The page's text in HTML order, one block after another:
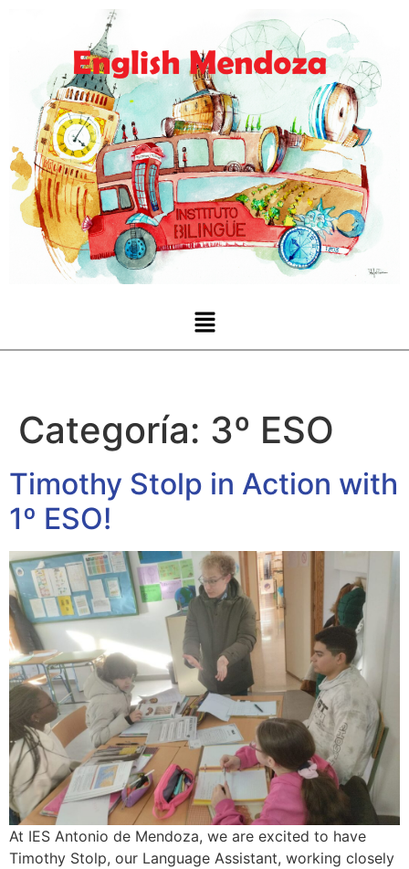
Categoría: 3º ESO
Timothy Stolp in Action with
1º ESO!
At IES Antonio de Mendoza, we are excited to have
Timothy Stolp, our Language Assistant, working closely